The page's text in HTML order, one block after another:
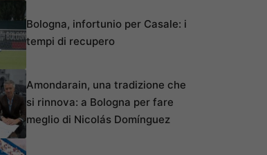
Bologna, infortunio per Casale: i
tempi di recupero
Amondarain, una tradizione che
si rinnova: a Bologna per fare
meglio di Nicolás Domínguez